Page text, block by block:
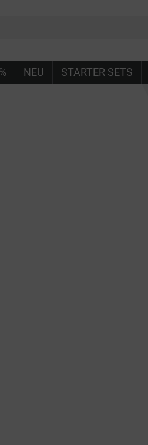
NEU STARTER SETS